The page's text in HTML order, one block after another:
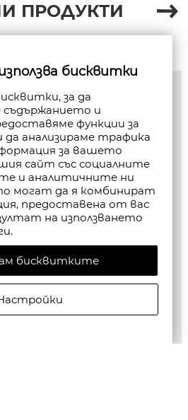
ПРОДУКТИ
бисквитки
за да
съдържанието и
функции за
да анализираме трафика
за вашето
сайт със социалните
и аналитичните ни
могат да я комбинират
предоставена от вас
на използването
бисквитките